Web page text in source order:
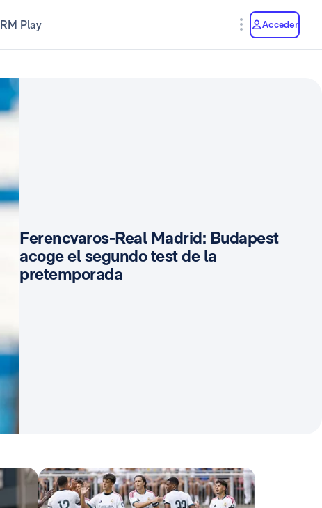
RM Play Acceder
Ferencvaros-Real Madrid: Budapest
acoge el segundo test de la
pretemporada